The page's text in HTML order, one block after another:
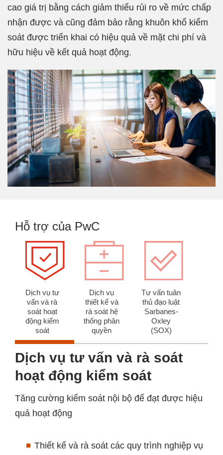
cao giá trị bằng cách giảm thiểu rủi ro về mức chấp
nhận được và cũng đảm bảo rằng khuôn khổ kiểm
soát được triển khai có hiệu quả về mặt chi phí và
hữu hiệu về kết quả hoạt động.
Hỗ trợ của PwC
Dịch vụ tư
vấn và rà
soát hoạt
động kiểm
soát
Dịch vụ
thiết kế và
rà soát hệ
thống phân
quyền
Tư vấn tuân
thủ đạo luật
Sarbanes-
Oxley
(SOX)
Dịch vụ tư vấn và rà soát
hoạt động kiểm soát
Tăng cường kiểm soát nội bộ để đạt được hiệu
quả hoạt động
Thiết kế và rà soát các quy trình nghiệp vụ